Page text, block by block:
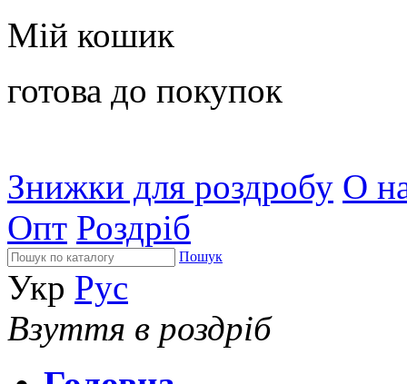
Мій кошик
готова до покупок
Знижки для роздробу О
Опт Роздріб
Пошук
Укр Рус
Взуття в роздріб